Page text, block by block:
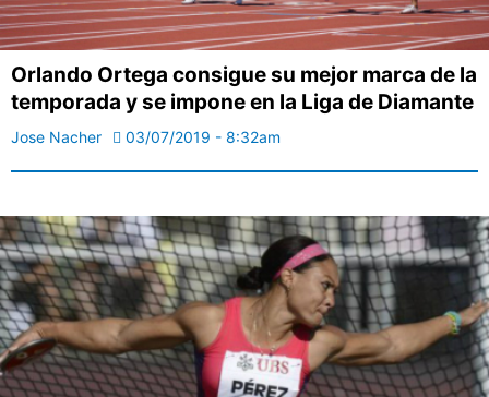
Orlando Ortega consigue su mejor marca de la
temporada y se impone en la Liga de Diamante
Jose Nacher 03/07/2019 - 8:32am